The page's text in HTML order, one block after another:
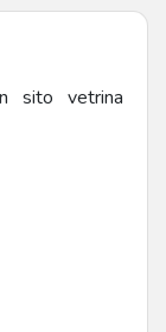
sito vetrina